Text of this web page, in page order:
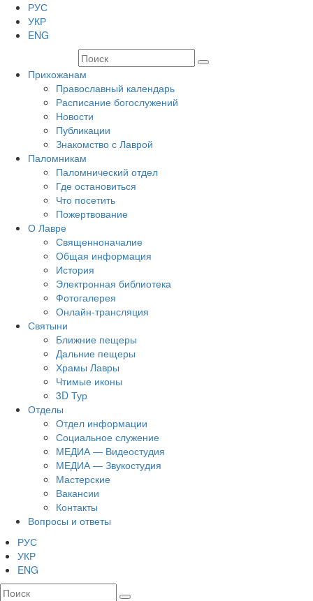
РУС
УКР
ENG
Прихожанам
Православный календарь
Расписание богослужений
Новости
Публикации
Знакомство с Лаврой
Паломникам
Паломнический отдел
Где остановиться
Что посетить
Пожертвование
О Лавре
Священноначалие
Общая информация
История
Электронная библиотека
Фотогалерея
Онлайн-трансляция
Святыни
Ближние пещеры
Дальние пещеры
Храмы Лавры
Чтимые иконы
3D Тур
Отделы
Отдел информации
Социальное служение
МЕДИА — Видеостудия
МЕДИА — Звукостудия
Мастерские
Вакансии
Контакты
Вопросы и ответы
РУС
УКР
ENG